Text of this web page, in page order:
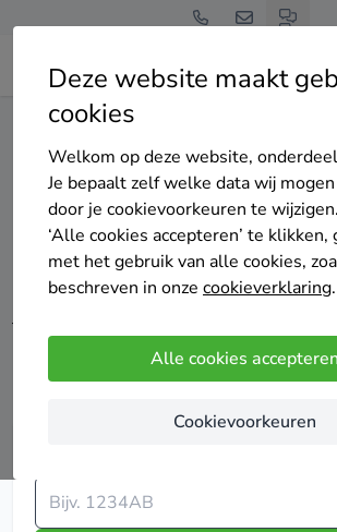
Deze website maakt
cookies
Welkom op deze website,
Je bepaalt zelf welke data wij
door je cookievoorkeuren te
‘Alle cookies accepteren’ te klikken,
met het gebruik van alle cookies,
beschreven in onze cookieverklaring.
Alle cookies accepteren
Cookievoorkeuren
Home Laadpaal
Laadpaal
Heb je een elektrische auto of wil je er
een laadpaal thuis eigenlijk zo goed als
goedkoper in vergelijking met een
Kortom, je laadt slimmer én voordeliger!
Vul je postcode in